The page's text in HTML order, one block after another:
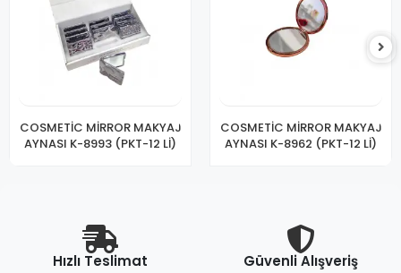
COSMETİC MİRROR MAKYAJ
AYNASI K-8993 (PKT-12 Lİ)
COSMETİC MİRROR MAKYAJ
AYNASI K-8962 (PKT-12 Lİ)
Hızlı Teslimat Güvenli Alışveriş